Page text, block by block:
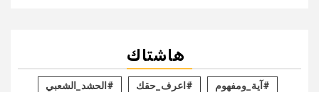
هاشتاك
#آية_ومفهوم #اعرف_حقك #الحشد_الشعبي